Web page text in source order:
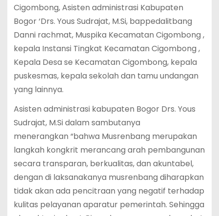
Cigombong, Asisten administrasi Kabupaten
Bogor ‘Drs. Yous Sudrajat, M.Si, bappedalitbang
Danni rachmat, Muspika Kecamatan Cigombong ,
kepala Instansi Tingkat Kecamatan Cigombong ,
Kepala Desa se Kecamatan Cigombong, kepala
puskesmas, kepala sekolah dan tamu undangan
yang lainnya.
Asisten administrasi kabupaten Bogor Drs. Yous
Sudrajat, M.Si dalam sambutanya
menerangkan “bahwa Musrenbang merupakan
langkah kongkrit merancang arah pembangunan
secara transparan, berkualitas, dan akuntabel,
dengan di laksanakanya musrenbang diharapkan
tidak akan ada pencitraan yang negatif terhadap
kulitas pelayanan aparatur pemerintah. Sehingga